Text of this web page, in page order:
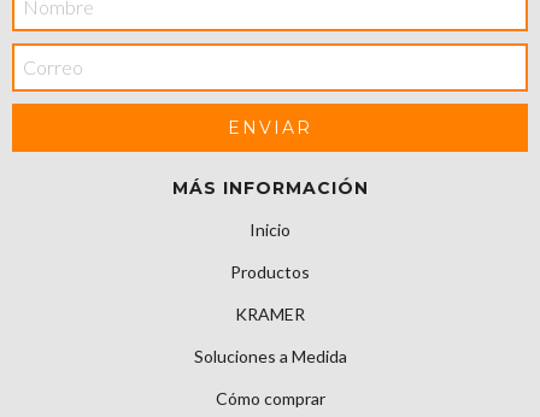
MÁS INFORMACIÓN
Inicio
Productos
KRAMER
Soluciones a Medida
Cómo comprar